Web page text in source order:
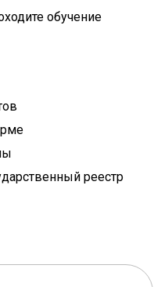
обучение
реестр